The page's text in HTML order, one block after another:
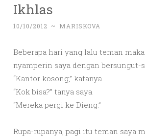
Ikhlas
10/10/2012 ~ MARISKOVA
Beberapa hari yang lalu teman
nyamperin saya dengan bersungut-
“Kantor kosong,” katanya.
“Kok bisa?” tanya saya.
“Mereka pergi ke Dieng.”
Rupa-rupanya, pagi itu teman saya